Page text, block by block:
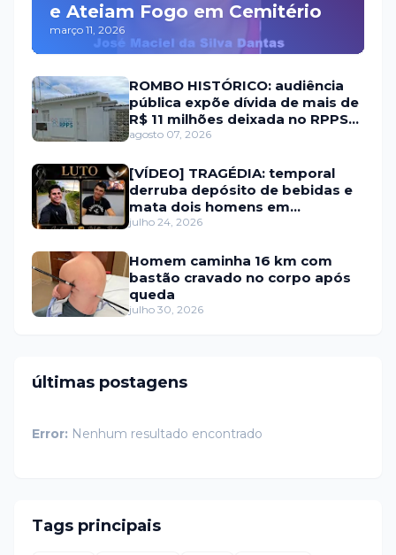
e Ateiam Fogo em Cemitério
março 11, 2026
ROMBO HISTÓRICO: audiência
pública expõe dívida de mais de
R$ 11 milhões deixada no RPPS
de Itaú RN
agosto 07, 2026
[VÍDEO] TRAGÉDIA: temporal
derruba depósito de bebidas e
mata dois homens em
Portalegre
julho 24, 2026
Homem caminha 16 km com
bastão cravado no corpo após
queda
julho 30, 2026
últimas postagens
Error: Nenhum resultado encontrado
Tags principais